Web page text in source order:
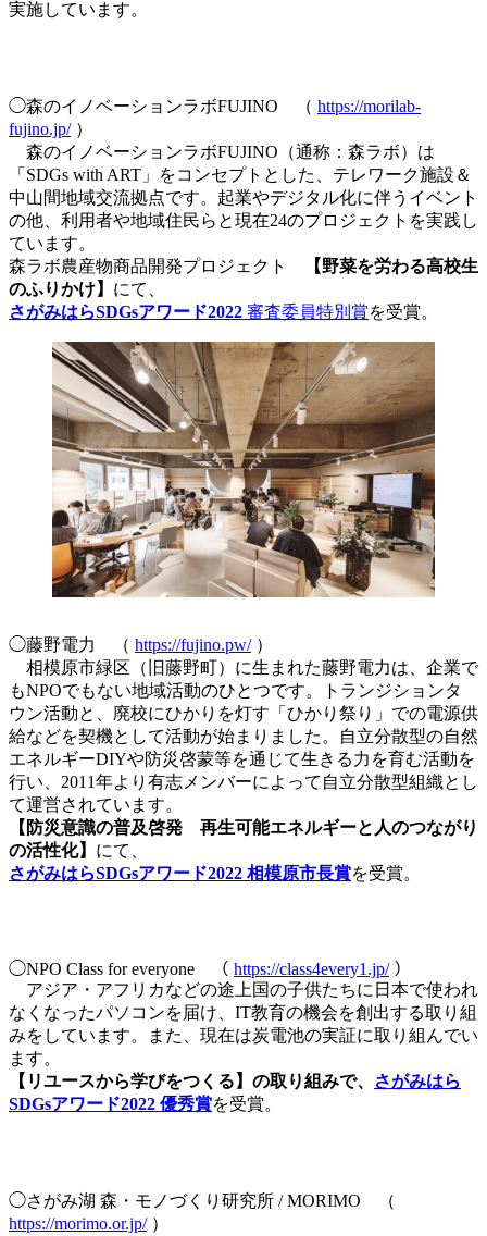
実施しています。
◯森のイノベーションラボFUJINO （ https://morilab-
fujino.jp/）
森のイノベーションラボFUJINO（通称：森ラボ）は
「SDGs with ART」をコンセプトとした、テレワーク施設＆
中山間地域交流拠点です。起業やデジタル化に伴うイベント
の他、利用者や地域住民らと現在24のプロジェクトを実践し
ています。
森ラボ農産物商品開発プロジェクト
【野菜を労わる高校生
のふりかけ】 にて、
さがみはらSDGsアワード2022 審査委員特別賞を受賞。
◯藤野電力 （ https://fujino.pw/）
相模原市緑区（旧藤野町）に生まれた藤野電力は、企業で
もNPOでもない地域活動のひとつです。トランジションタ
ウン活動と、廃校にひかりを灯す「ひかり祭り」での電源供
給などを契機として活動が始まりました。自立分散型の自然
エネルギーDIYや防災啓蒙等を通じて生きる力を育む活動を
行い、2011年より有志メンバーによって自立分散型組織とし
て運営されています。
【防災意識の普及啓発 再生可能エネルギーと人のつながり
の活性化】 にて、
さがみはらSDGsアワード2022 相模原市長賞を受賞。
◯NPO Class for everyone （ https://class4every1.jp/）
アジア・アフリカなどの途上国の子供たちに日本で使われ
なくなったパソコンを届け、IT教育の機会を創出する取り組
みをしています。また、現在は炭電池の実証に取り組んでい
ます。
【リユースから学びをつくる】の取り組みで、
さがみはら
SDGsアワード2022 優秀賞を受賞。
◯さがみ湖 森・モノづくり研究所 / MORIMO （
https://morimo.or.jp/）